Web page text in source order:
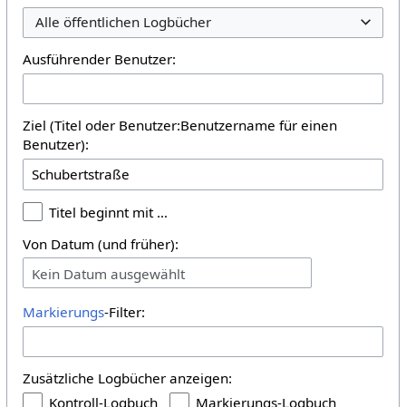
Alle öffentlichen Logbücher
Ausführender Benutzer:
Ziel (Titel oder Benutzer:Benutzername für einen
Benutzer):
Titel beginnt mit …
Von Datum (und früher):
Kein Datum ausgewählt
Markierungs-Filter:
Zusätzliche Logbücher anzeigen:
Kontroll-Logbuch
Markierungs-Logbuch